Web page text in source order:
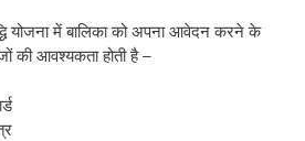
योजना में बालिका को अपना आवेदन करने के
की आवश्यकता होती है –